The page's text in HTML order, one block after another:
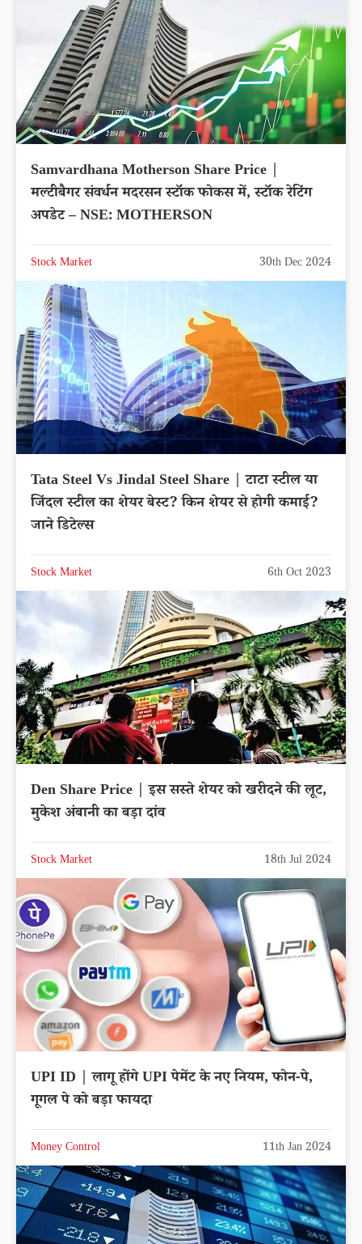
Samvardhana Motherson Share Price |
मल्टीबैगर संवर्धन मदरसन स्टॉक फोकस में, स्टॉक रेटिंग
अपडेट – NSE: MOTHERSON
Stock Market 30th Dec 2024
Tata Steel Vs Jindal Steel Share | टाटा स्टील या
जिंदल स्टील का शेयर बेस्ट? किन शेयर से होगी कमाई?
जाने डिटेल्स
Stock Market 6th Oct 2023
Den Share Price | इस सस्ते शेयर को खरीदने की लूट,
मुकेश अंबानी का बड़ा दांव
Stock Market 18th Jul 2024
UPI ID | लागू होंगे UPI पेमेंट के नए नियम, फोन-पे,
गूगल पे को बड़ा फायदा
Money Control 11th Jan 2024